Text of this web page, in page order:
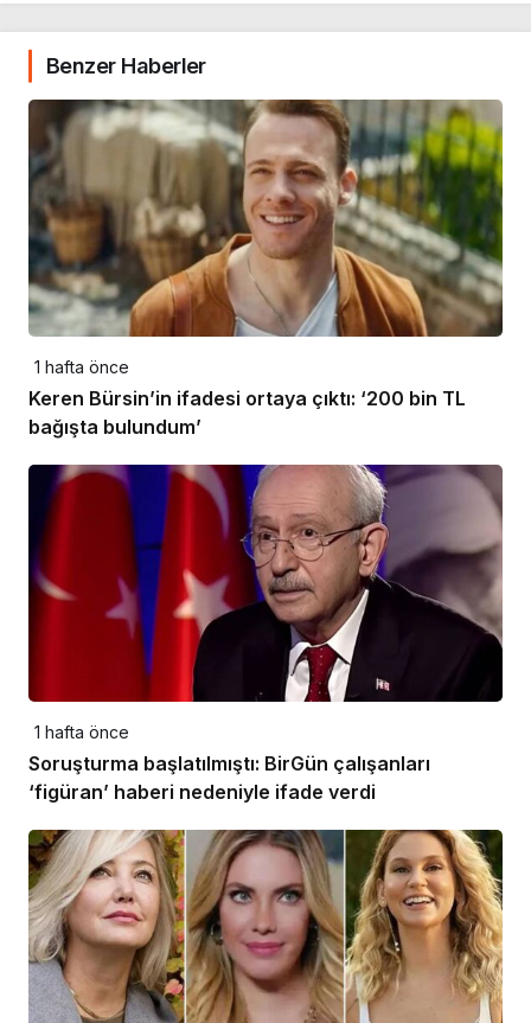
Benzer Haberler
1 hafta önce
Keren Bürsin’in ifadesi ortaya çıktı: ‘200 bin TL
bağışta bulundum’
1 hafta önce
Soruşturma başlatılmıştı: BirGün çalışanları
‘figüran’ haberi nedeniyle ifade verdi